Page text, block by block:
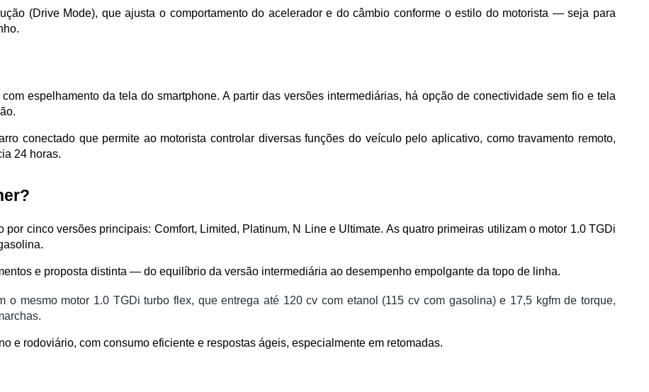
(Drive Mode), que ajusta o comportamento do acelerador e do câmbio conforme o estilo do motorista — seja para
espelhamento da tela do smartphone. A partir das versões intermediárias, há opção de conectividade sem fio e tela
conectado que permite ao motorista controlar diversas funções do veículo pelo aplicativo, como travamento remoto,
24 horas.
cinco versões principais: Comfort, Limited, Platinum, N Line e Ultimate. As quatro primeiras utilizam o motor 1.0 TGDi
e proposta distinta — do equilíbrio da versão intermediária ao desempenho empolgante da topo de linha.
o mesmo motor 1.0 TGDi turbo flex, que entrega até 120 cv com etanol (115 cv com gasolina) e 17,5 kgfm de torque,
e rodoviário, com consumo eficiente e respostas ágeis, especialmente em retomadas.